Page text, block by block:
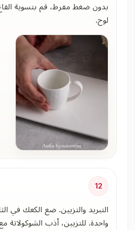
بدون ضغط مفرط، قم بتسوية
لوح.
12
التبريد والتزيين. ضع الكعك في
واحدة. للتزيين، أذب الشوكولاتة